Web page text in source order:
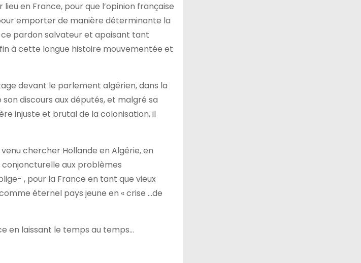
en France, pour que l’opinion française
emporter de manière déterminante la
pardon salvateur et apaisant tant
à cette longue histoire mouvementée et
devant le parlement algérien, dans la
discours aux députés, et malgré sa
injuste et brutal de la colonisation, il
chercher Hollande en Algérie, en
conjoncturelle aux problèmes
, pour la France en tant que vieux
éternel pays jeune en « crise …de
en laissant le temps au temps…